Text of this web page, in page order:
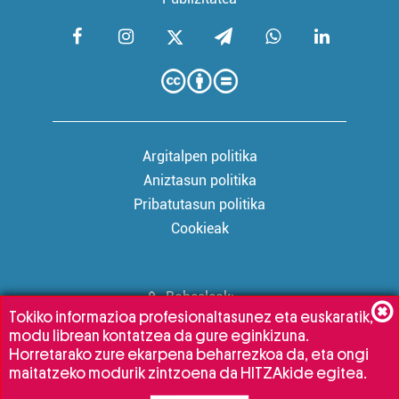
Argitalpen politika
Aniztasun politika
Pribatutasun politika
Cookieak
Babesleak:
Tokiko informazioa profesionaltasunez eta euskaratik,
modu librean kontatzea da gure eginkizuna.
Horretarako zure ekarpena beharrezkoa da, eta ongi
maitatzeko modurik zintzoena da HITZAkide egitea.